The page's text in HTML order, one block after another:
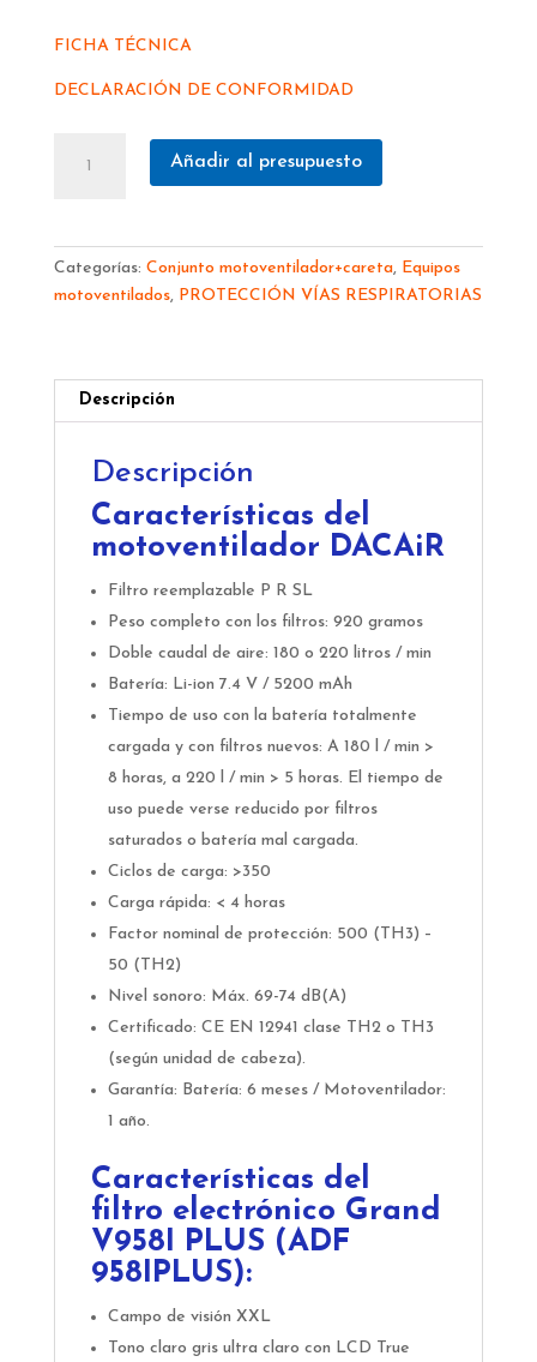
FICHA TÉCNICA
DECLARACIÓN DE CONFORMIDAD
MOTOVENTILADOR
DACAiR
SOLDAR
V958I
Plus
Añadir al presupuesto
Categorías: Conjunto motoventilador+careta, Equipos
motoventilados, PROTECCIÓN VÍAS RESPIRATORIAS
Descripción
Descripción
Características del
motoventilador DACAiR
Filtro reemplazable P R SL
Peso completo con los filtros: 920 gramos
Doble caudal de aire: 180 o 220 litros / min
Batería: Li-ion 7.4 V / 5200 mAh
Tiempo de uso con la batería totalmente
cargada y con filtros nuevos: A 180 l / min >
8 horas, a 220 l / min > 5 horas. El tiempo de
uso puede verse reducido por filtros
saturados o batería mal cargada.
Ciclos de carga: >350
Carga rápida: < 4 horas
Factor nominal de protección: 500 (TH3) –
50 (TH2)
Nivel sonoro: Máx. 69-74 dB(A)
Certificado: CE EN 12941 clase TH2 o TH3
(según unidad de cabeza).
Garantía: Batería: 6 meses / Motoventilador:
1 año.
Características del
filtro electrónico Grand
V958I PLUS (ADF
958IPLUS):
Campo de visión XXL
Tono claro gris ultra claro con LCD True